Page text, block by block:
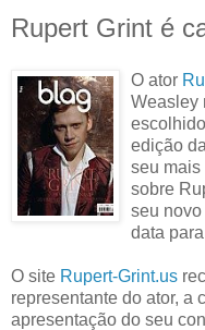
Rupert Grint é
O ator
Weasley
edição
seu mais
sobre
seu
data
O site Rupert-Grint.us
representante do ator, a
apresentação do seu